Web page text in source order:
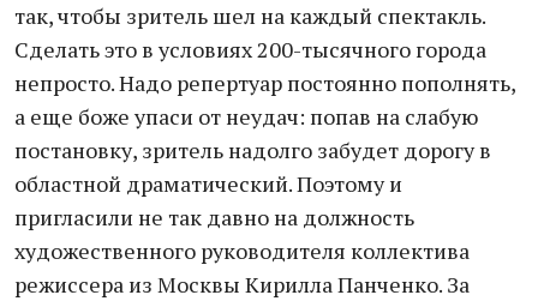
так, чтобы зритель шел на каждый спектакль.
Сделать это в условиях 200-тысячного города
непросто. Надо репертуар постоянно пополнять,
а еще боже упаси от неудач: попав на слабую
постановку, зритель надолго забудет дорогу в
областной драматический. Поэтому и
пригласили не так давно на должность
художественного руководителя коллектива
режиссера из Москвы Кирилла Панченко. За